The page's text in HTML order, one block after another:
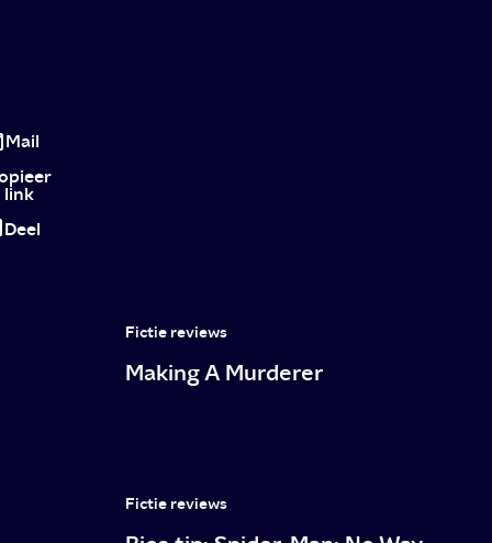
Exploding
Kittens:
firebutts,
kattenzombies
Mail
link
Deel
Fictie reviews
Making A Murderer
Fictie reviews